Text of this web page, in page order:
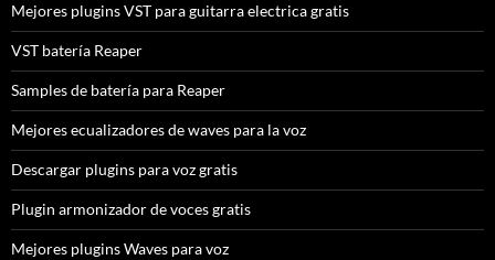
Mejores plugins VST para guitarra electrica gratis
VST batería Reaper
Samples de batería para Reaper
Mejores ecualizadores de waves para la voz
Descargar plugins para voz gratis
Plugin armonizador de voces gratis
Mejores plugins Waves para voz